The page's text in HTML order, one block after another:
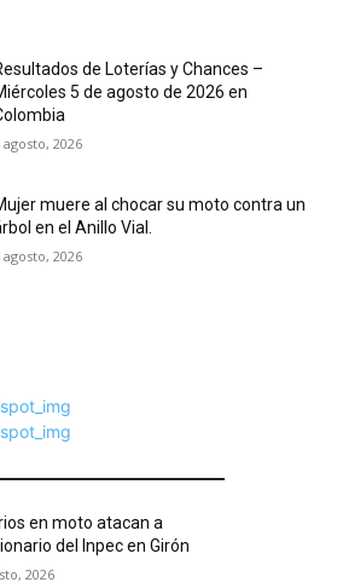
de Loterías y Chances –
5 de agosto de 2026 en
agosto, 2026
muere al chocar su moto contra un
en el Anillo Vial.
agosto, 2026
en moto atacan a
del Inpec en Girón
2026